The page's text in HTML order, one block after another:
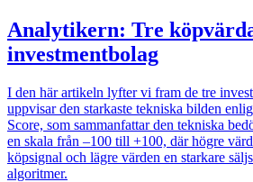
Analytikern: Tre
investmentbolag
I den här artikeln lyfter vi fram de tre
uppvisar den starkaste tekniska bilden
Score, som sammanfattar den tekniska
en skala från –100 till +100, där högre
köpsignal och lägre värden en starkare
algoritmer.